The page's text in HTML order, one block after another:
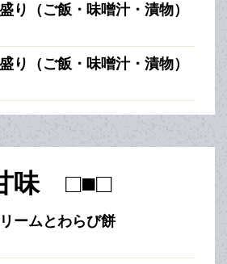
り（ご飯・味噌汁・漬物）
り（ご飯・味噌汁・漬物）
味 □■□
ームとわらび餅